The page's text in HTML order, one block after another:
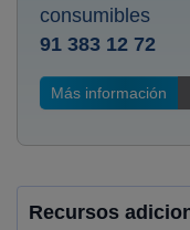
consumibles
91 383 12 72
Más información
Recursos